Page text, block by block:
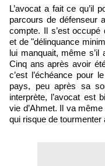
L’avocat a fait ce qu’il
parcours de défenseur
compte. Il s’est
et de "délinquance
lui manquait, même s’il
Cinq ans après avoir
c’est l’échéance pour
pays, peu après sa
interprète, l’avocat est
vie d’Ahmet. Il va
qui risque de